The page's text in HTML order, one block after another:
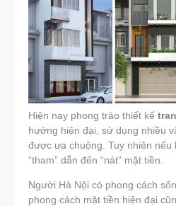
Hiện nay phong trào thiết kế
hướng hiện đại, sử dụng nhiều
được ưa chuộng. Tuy nhiên nếu
“tham” dẫn đến “nát” mặt tiền.
Người Hà Nội có phong cách
phong cách mặt tiền hiện đại